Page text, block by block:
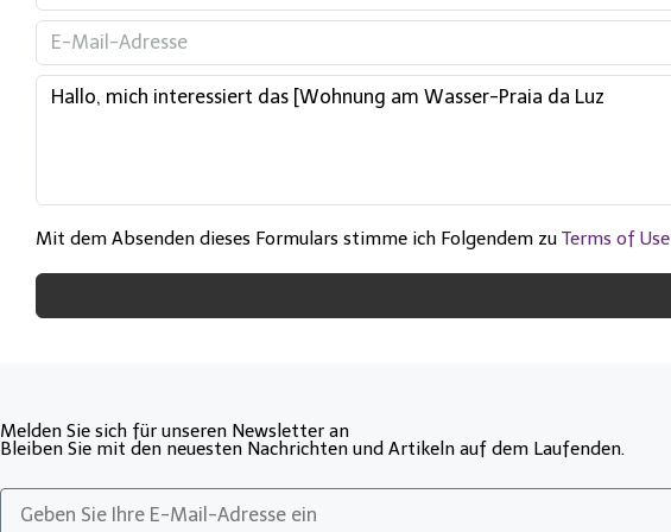
Mit dem Absenden dieses Formulars stimme ich Folgendem zu Terms of Use
Melden Sie sich für unseren Newsletter an
Bleiben Sie mit den neuesten Nachrichten und Artikeln auf dem Laufenden.